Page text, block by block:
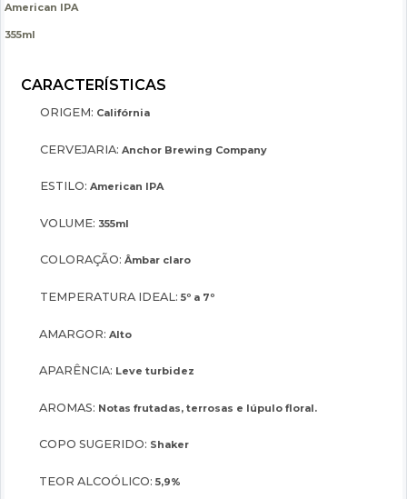
American IPA
355ml
ORIGEM: Califórnia
CERVEJARIA: Anchor Brewing Company
ESTILO: American IPA
VOLUME: 355ml
COLORAÇÃO: Âmbar claro
TEMPERATURA IDEAL: 5º a 7º
AMARGOR:Alto
APARÊNCIA: Leve turbidez
AROMAS: Notas frutadas, terrosas e lúpulo floral.
COPO SUGERIDO: Shaker
TEOR ALCOÓLICO:5,9%